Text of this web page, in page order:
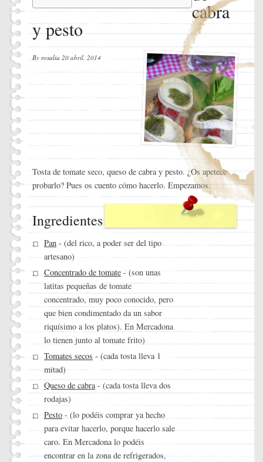
cabra
y pesto
By rosalia 20 abril, 2014
Tosta de tomate seco, queso de cabra y pesto. ¿Os apetece
probarlo? Pues os cuento cómo hacerlo. Empezamos.
Ingredientes
Pan- (del rico, a poder ser del tipo
artesano)
Concentrado de tomate - (son unas
latitas pequeñas de tomate
concentrado, muy poco conocido, pero
que bien condimentado da un sabor
riquísimo a los platos). En Mercadona
lo tienen junto al tomate frito)
Tomates secos - (cada tosta lleva 1
mitad)
Queso de cabra- (cada tosta lleva dos
rodajas)
Pesto - (lo podéis comprar ya hecho
para evitar hacerlo, porque hacerlo sale
caro. En Mercadona lo podéis
encontrar en la zona de refrigerados,